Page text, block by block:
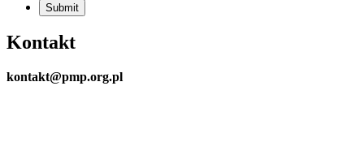
Kontakt
kontakt@pmp.org.pl